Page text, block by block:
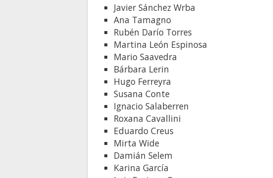
Javier Sánchez Wrba
Ana Tamagno
Rubén Darío Torres
Martina León Espinosa
Mario Saavedra
Bárbara Lerin
Hugo Ferreyra
Susana Conte
Ignacio Salaberren
Roxana Cavallini
Eduardo Creus
Mirta Wide
Damián Selem
Karina García